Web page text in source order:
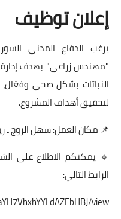
إعلان توظيف
يرغب الدفاع المدني
"مهندس زراعي" بهدف إدارة
النباتات بشكل صحي وفعّال،
لتحقيق أهداف المشروع.
📌 مكان العمل: سهل الروج ـ
🔹 يمكنكم الاطلاع على
الرابط التالي:
view